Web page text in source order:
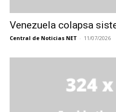
Venezuela colapsa
Central de Noticias NET - 11/07/2026